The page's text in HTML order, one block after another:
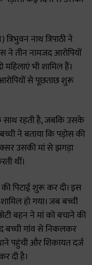
नाथ त्रिपाठी ने
ने तीन नामजद आरोपियों
भी शामिल हैं।
से पूछताछ शुरू
साथ रहती है, जबकि उसके
ने बताया कि पड़ोस की
उसकी मां से झगड़ा
थीं।
पिटाई शुरू कर दी। इस
हो गया। जब बच्ची
बहन ने मां को बचाने की
बच्ची गांव से निकलकर
पहुंची और शिकायत दर्ज
दी है।